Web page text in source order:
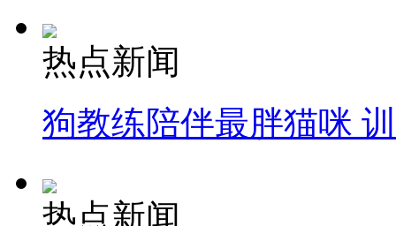
热点新闻
狗教练陪伴最胖猫咪
热点新闻